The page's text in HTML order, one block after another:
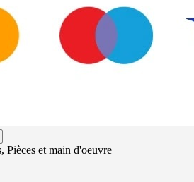
Pièces et main d'oeuvre